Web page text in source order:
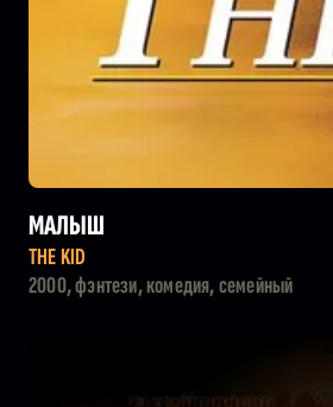
МАЛЫШ
THE KID
2000, фэнтези, комедия, семейный